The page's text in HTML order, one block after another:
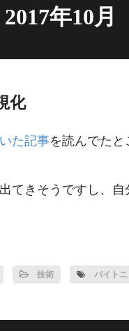
2017年10月
化
た記事を読んでたと
てきそうですし、自
技術 バイト